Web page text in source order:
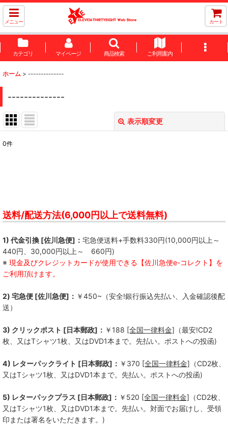
メニュー カート
カテゴリ マイページ 商品検索 ご利用案内
ホーム > --------------
--------------
表示順変更
0件
送料/配送方法(6,000円以上で送料無料)
1) 代金引換 [佐川急便]： 宅急便送料+手数料330円(10,000円以上～
440円、30,000円以上～ 660円)
※ 現金及びクレジットカードが使用できる【佐川急便e-コレクト】を
ご利用頂けます。
2) 宅急便 [佐川急便]： ￥450~（安全!銀行振込先払い、入金確認後配
送）
3) クリックポスト [日本郵政]： ￥188 [全国一律料金] （最安!CD2
枚、又はTシャツ1枚、又はDVD1本まで。先払い。ポストへの投函)
4) レターパックライト [日本郵政]： ￥370 [全国一律料金] （CD2枚、
又はTシャツ1枚、又はDVD1本まで。先払い。ポストへの投函)
5) レターパックプラス [日本郵政]： ￥520 [全国一律料金] （CD2枚、
又はTシャツ1枚、又はDVD1本まで。先払い。対面でお届けし、受領
印または署名をいただきます。)